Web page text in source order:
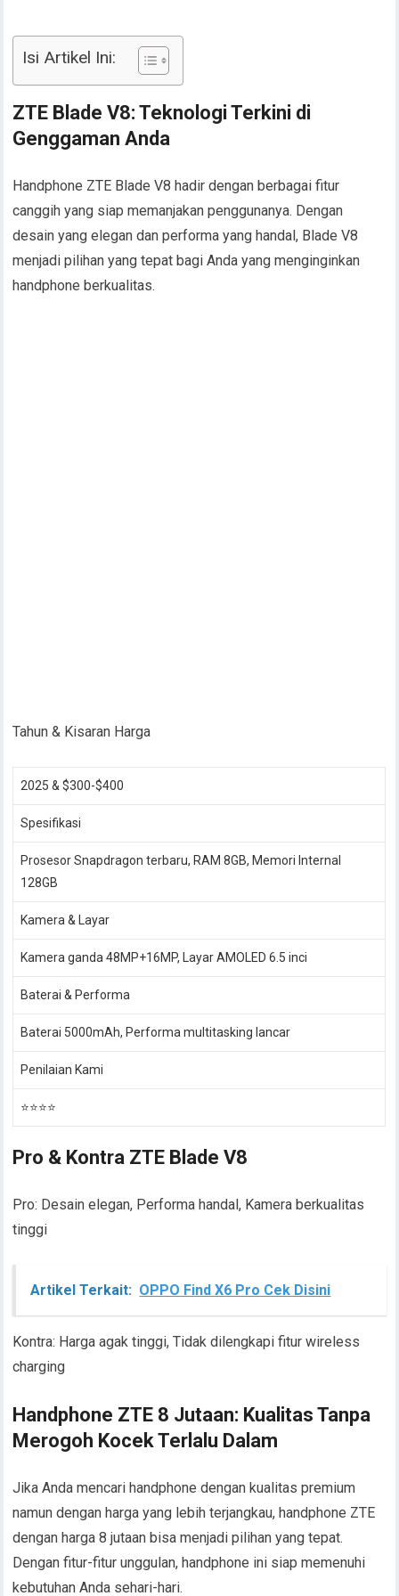
Isi Artikel Ini:
ZTE Blade V8: Teknologi Terkini di
Genggaman Anda
Handphone ZTE Blade V8 hadir dengan berbagai fitur
canggih yang siap memanjakan penggunanya. Dengan
desain yang elegan dan performa yang handal, Blade V8
menjadi pilihan yang tepat bagi Anda yang menginginkan
handphone berkualitas.
Tahun & Kisaran Harga
2025 & $300-$400
Spesifikasi
Prosesor Snapdragon terbaru, RAM 8GB, Memori Internal
128GB
Kamera & Layar
Kamera ganda 48MP+16MP, Layar AMOLED 6.5 inci
Baterai & Performa
Baterai 5000mAh, Performa multitasking lancar
Penilaian Kami
⭐⭐⭐⭐
Pro & Kontra ZTE Blade V8
Pro: Desain elegan, Performa handal, Kamera berkualitas
tinggi
Artikel Terkait: OPPO Find X6 Pro Cek Disini
Kontra: Harga agak tinggi, Tidak dilengkapi fitur wireless
charging
Handphone ZTE 8 Jutaan: Kualitas Tanpa
Merogoh Kocek Terlalu Dalam
Jika Anda mencari handphone dengan kualitas premium
namun dengan harga yang lebih terjangkau, handphone ZTE
dengan harga 8 jutaan bisa menjadi pilihan yang tepat.
Dengan fitur-fitur unggulan, handphone ini siap memenuhi
kebutuhan Anda sehari-hari.